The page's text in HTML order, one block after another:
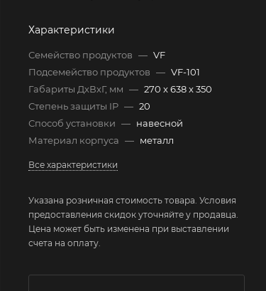
Характеристики
Семейство продуктов — VF
Подсемейство продуктов — VF-101
Габариты ДхВхГ, мм — 270 x 638 x 350
Степень защиты IP — 20
Способ установки — навесной
Материал корпуса — металл
Все характеристики
Указана розничная стоимость товара. Условия
предоставления скидок уточняйте у продавца.
Цена может быть изменена при выставлении
счета на оплату.